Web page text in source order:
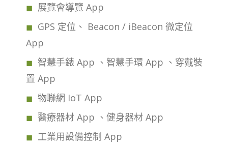
展覽會導覽 App
GPS 定位、 Beacon / iBeacon 微定位
App
智慧手錶 App 、智慧手環 App 、穿戴裝
置 App
物聯網 IoT App
醫療器材 App 、健身器材 App
工業用設備控制 App